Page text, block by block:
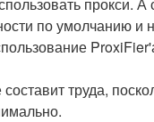
по умолчанию и
труда,